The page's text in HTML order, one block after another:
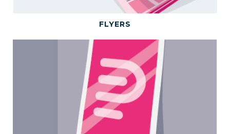
BEKIJK DIT PRODUCT
FLYERS